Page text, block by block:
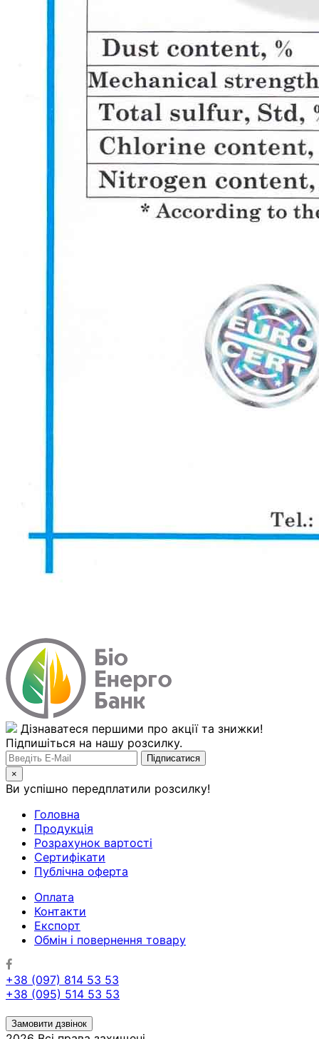
Дізнаватеся першими про акції та знижки!
Підпишіться на нашу розсилку.
×
Ви успішно передплатили розсилку!
Головна
Продукція
Розрахунок вартості
Сертифікати
Публічна оферта
Оплата
Контакти
Експорт
Обмін і повернення товару
+38 (097) 814 53 53
+38 (095) 514 53 53
Замовити дзвінок